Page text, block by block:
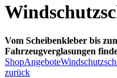
Vom Scheibenkleber bis
Fahrzeugverglasungen
ShopAngebote
zurück